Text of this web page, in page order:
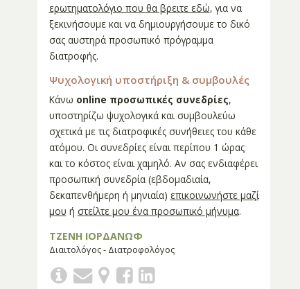
ερωτηματολόγιο που θα βρειτε εδώ, για να
ξεκινήσουμε και να δημιουργήσουμε το δικό
σας αυστηρά προσωπικό πρόγραμμα
διατροφής.
Ψυχολογική υποστήριξη & συμβουλές
Κάνω online προσωπικές συνεδρίες,
υποστηρίζω ψυχολογικά και συμβουλεύω
σχετικά με τις διατροφικές συνήθειες του κάθε
ατόμου. Οι συνεδρίες είναι περίπου 1 ώρας
και το κόστος είναι χαμηλό. Αν σας ενδιαφέρει
προσωπική συνεδρία (εβδομαδιαία,
δεκαπενθήμερη ή μηνιαία) επικοινωνήστε μαζί
μου ή στείλτε μου ένα προσωπικό μήνυμα.
ΤΖΕΝΗ ΙΟΡΔΑΝΩΦ
Διαιτολόγος - Διατροφολόγος